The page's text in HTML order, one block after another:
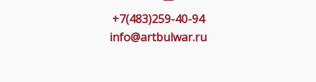
+7(483)259-40-94
info@artbulwar.ru